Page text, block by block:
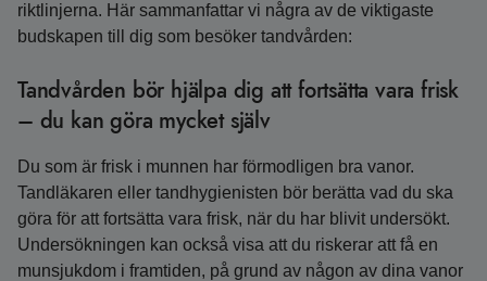
riktlinjerna. Här sammanfattar vi några av de viktigaste
budskapen till dig som besöker tandvården:
Tandvården bör hjälpa dig att fortsätta vara frisk
– du kan göra mycket själv
Du som är frisk i munnen har förmodligen bra vanor.
Tandläkaren eller tandhygienisten bör berätta vad du ska
göra för att fortsätta vara frisk, när du har blivit undersökt.
Undersökningen kan också visa att du riskerar att få en
munsjukdom i framtiden, på grund av någon av dina vanor